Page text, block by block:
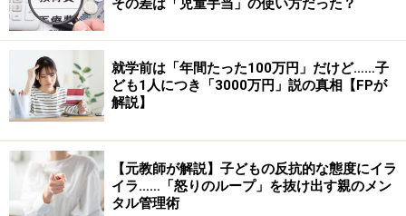
まず最初に伊藤さんの口から出てきた言葉はこれでし
「最近の人達はカタカナ（で表記される食ブームなど）
にばかり目がいって、日本人が本来持っていたものが軽
視される傾向が強いように思います。でも、カタカナで
話題になるすごく前から、日本人は日本人に合った食生
活の知恵を受け継いできているのよ。それを『食養生
就学前は「年間たった100万円」だけど……子
ども1人につき「3000万円」説の真相【FPが
解説】
【元教師が解説】子どもの反抗的な態度にイラ
イラ……「怒りのループ」を抜け出す親のメン
タル管理術